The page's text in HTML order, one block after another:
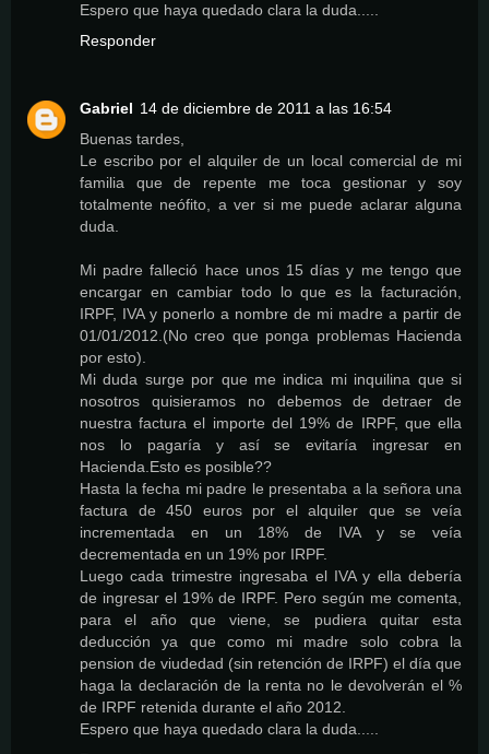
Espero que haya quedado clara la duda.....
Responder
Gabriel 14 de diciembre de 2011 a las 16:54
Buenas tardes,
Le escribo por el alquiler de un local comercial de mi
familia que de repente me toca gestionar y soy
totalmente neófito, a ver si me puede aclarar alguna
duda.
Mi padre falleció hace unos 15 días y me tengo que
encargar en cambiar todo lo que es la facturación,
IRPF, IVA y ponerlo a nombre de mi madre a partir de
01/01/2012.(No creo que ponga problemas Hacienda
por esto).
Mi duda surge por que me indica mi inquilina que si
nosotros quisieramos no debemos de detraer de
nuestra factura el importe del 19% de IRPF, que ella
nos lo pagaría y así se evitaría ingresar en
Hacienda.Esto es posible??
Hasta la fecha mi padre le presentaba a la señora una
factura de 450 euros por el alquiler que se veía
incrementada en un 18% de IVA y se veía
decrementada en un 19% por IRPF.
Luego cada trimestre ingresaba el IVA y ella debería
de ingresar el 19% de IRPF. Pero según me comenta,
para el año que viene, se pudiera quitar esta
deducción ya que como mi madre solo cobra la
pension de viudedad (sin retención de IRPF) el día que
haga la declaración de la renta no le devolverán el %
de IRPF retenida durante el año 2012.
Espero que haya quedado clara la duda.....